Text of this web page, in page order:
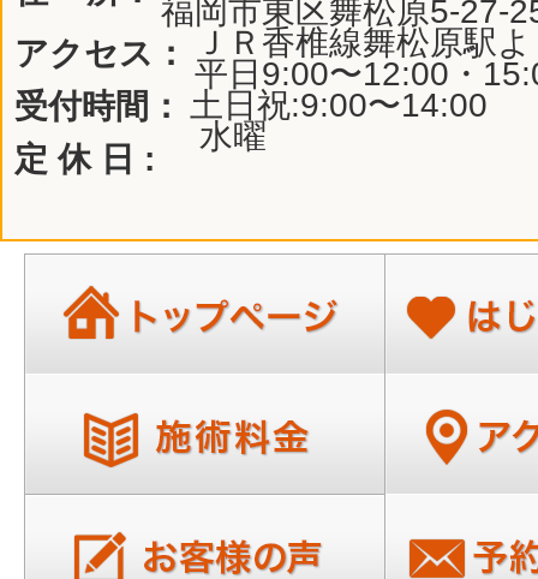
福岡市東区舞松原5-27-
アクセス：
ＪＲ香椎線舞松原駅
受付時間：
平日9:00〜12:00・
土日祝:9:00〜14:00
定 休 日 :
水曜